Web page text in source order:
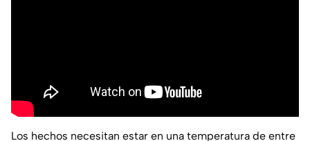
Los hechos necesitan estar en una temperatura de entre